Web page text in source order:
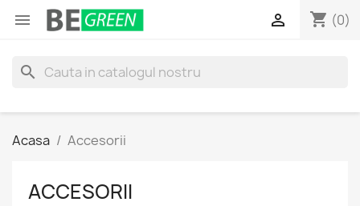
 shopping_cart (0)

search
Acasa Accesorii
ACCESORII